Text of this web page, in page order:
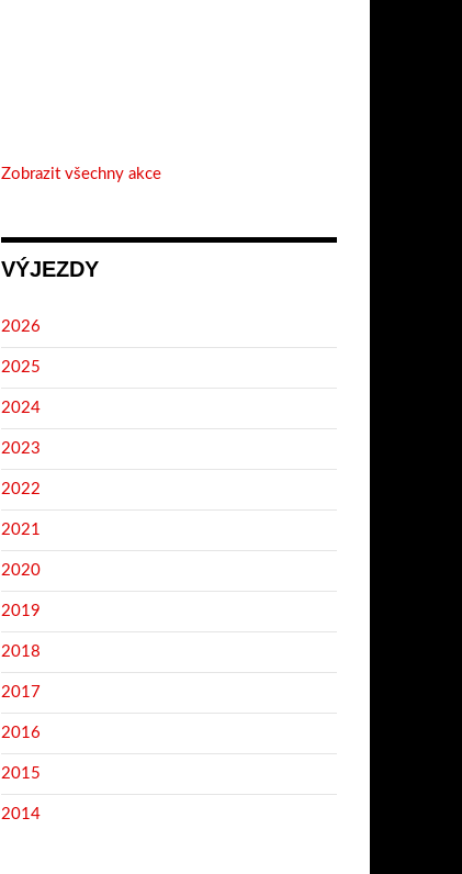
Zobrazit všechny akce
VÝJEZDY
2026
2025
2024
2023
2022
2021
2020
2019
2018
2017
2016
2015
2014